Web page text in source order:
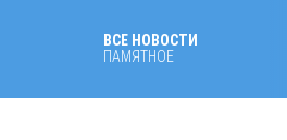
ВСЕ НОВОСТИ
ПАМЯТНОЕ